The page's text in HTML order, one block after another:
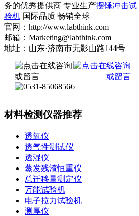
务的优秀提供商 专业生产摆锤冲击试
验机 国际品质 畅销全球
官网：http://www.labthink.com
邮箱：Marketing@labthink.com
地址：山东·济南市无影山路144号
材料检测仪器推荐
透氧仪
透气性测试仪
透湿仪
蒸发残渣恒重仪
总迁移量测定仪
万能试验机
电子拉力试验机
测厚仪